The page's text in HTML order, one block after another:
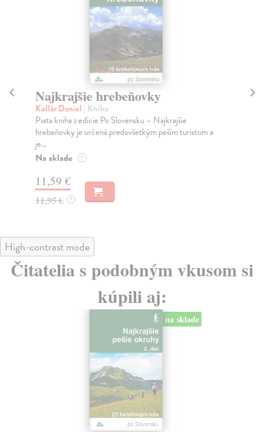
Najkrajšie hrebeňovky
Kollár Daniel | Kniha
Piata kniha z edície Po Slovensku – Najkrajšie
hrebeňovky je určená predovšetkým peším turistom a
je...
Na sklade ?
11,59 €
11,95 € ?
High-contrast mode
Čitatelia s podobným vkusom si
kúpili aj:
na sklade